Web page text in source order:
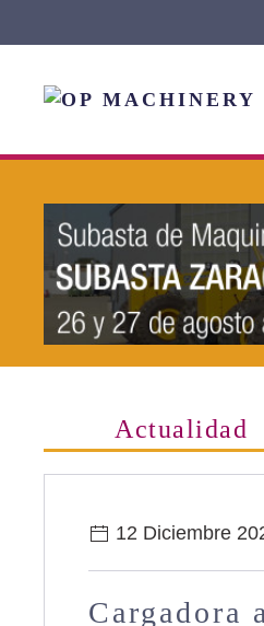
Actualidad
12 Diciembre
Cargadora